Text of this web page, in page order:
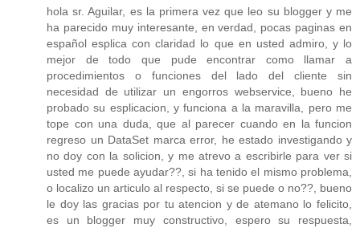
hola sr. Aguilar, es la primera vez que leo su blogger y me
ha parecido muy interesante, en verdad, pocas paginas en
español esplica con claridad lo que en usted admiro, y lo
mejor de todo que pude encontrar como llamar a
procedimientos o funciones del lado del cliente sin
necesidad de utilizar un engorros webservice, bueno he
probado su esplicacion, y funciona a la maravilla, pero me
tope con una duda, que al parecer cuando en la funcion
regreso un DataSet marca error, he estado investigando y
no doy con la solicion, y me atrevo a escribirle para ver si
usted me puede ayudar??, si ha tenido el mismo problema,
o localizo un articulo al respecto, si se puede o no??, bueno
le doy las gracias por tu atencion y de atemano lo felicito,
es un blogger muy constructivo, espero su respuesta,